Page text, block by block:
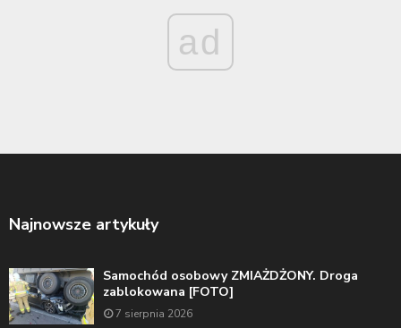
ad
Najnowsze artykuły
Samochód osobowy ZMIAŻDŻONY. Droga
zablokowana [FOTO]
7 sierpnia 2026